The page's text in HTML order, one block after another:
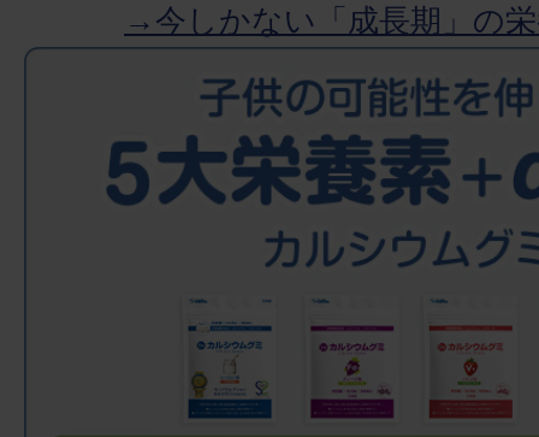
→今しかない「成長期」の